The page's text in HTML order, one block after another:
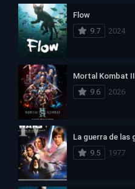
Flow
9.7
2024
Mortal Kombat II
9.6
2026
9.5
1977